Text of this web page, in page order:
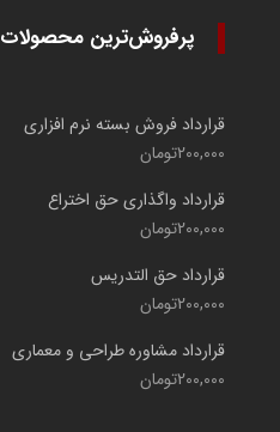
پرفروش‌ترین محصولات
قرارداد فروش بسته نرم افزاری
200,000تومان
قرارداد واگذاری حق اختراع
200,000تومان
قرارداد حق التدریس
200,000تومان
قرارداد مشاوره طراحی و معماری
200,000تومان